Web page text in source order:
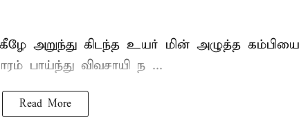
அறுந்து கிடந்த உயர் மின் அழுத்த கம்பியை
பாய்ந்து விவசாயி ந ...
Read More